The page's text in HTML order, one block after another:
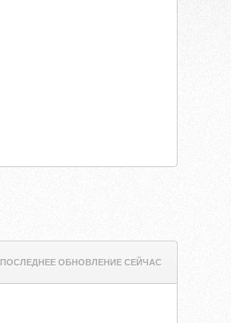
ПОСЛЕДНЕЕ ОБНОВЛЕНИЕ СЕЙЧАС